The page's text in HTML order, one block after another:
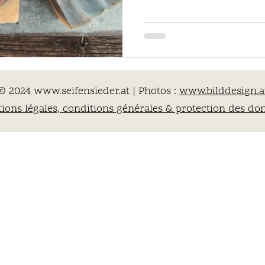
2024 www.seifensieder.at | Photos :
légales, conditions générales & protection des